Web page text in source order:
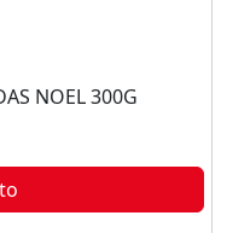
NOEL 300G